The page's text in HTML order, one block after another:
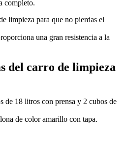
completo.
limpieza para que no pierdas el
una gran resistencia a la
del carro de limpieza
de 18 litros con prensa y 2 cubos de
de color amarillo con tapa.